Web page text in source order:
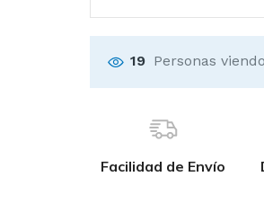
19 Personas
Facilidad de Envío